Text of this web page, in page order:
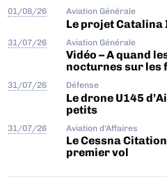
01/08/26 Aviation Générale
Le projet Catalina
31/07/26 Aviation Générale
Vidéo – A quand
nocturnes sur les
31/07/26 Défense
Le drone U145
petits
31/07/26 Aviation d'Affaires
Le Cessna
premier vol